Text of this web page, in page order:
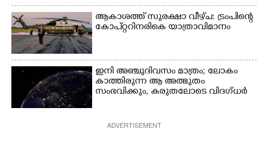
ആകാശത്ത് സുരക്ഷാ വീഴ്‌ച: ട്രംപിന്റെ
കോ‌പ്‌റ്ററിനരികെ യാത്രാവിമാനം
ഇനി അഞ്ചുദിവസം മാത്രം; ലോകം
കാത്തിരുന്ന ആ അത്ഭുതം
സംഭവിക്കും, കരുതലോടെ വിദഗ്ധർ
ADVERTISEMENT